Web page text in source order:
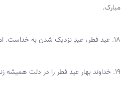
مبارک.
۱۸. عید فطر، عیدِ نزدیک شدن به خداست. امیدوارم همیشه نزدیکش باشی.
۱۹. خداوند بهار عید فطر را در دلت همیشه زنده نگه دارد. عیدت مبارک.